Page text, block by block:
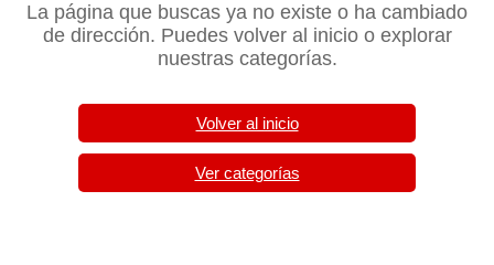
La página que buscas ya no existe o ha cambiado
de dirección. Puedes volver al inicio o explorar
nuestras categorías.
Volver al inicio
Ver categorías